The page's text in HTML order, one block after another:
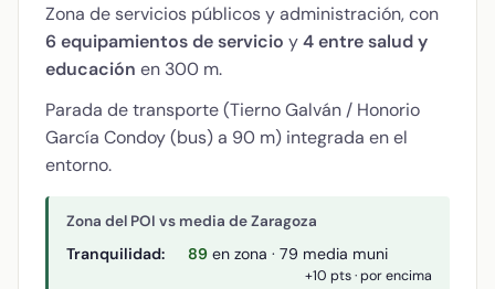
Zona de servicios públicos y administración, con
6 equipamientos de servicio y4 entre salud y
educación en 300 m.
Parada de transporte (Tierno Galván / Honorio
García Condoy (bus) a 90 m) integrada en el
entorno.
Zona del POI vs media de Zaragoza
Tranquilidad: 89 en zona · 79 media muni
+10 pts · por encima